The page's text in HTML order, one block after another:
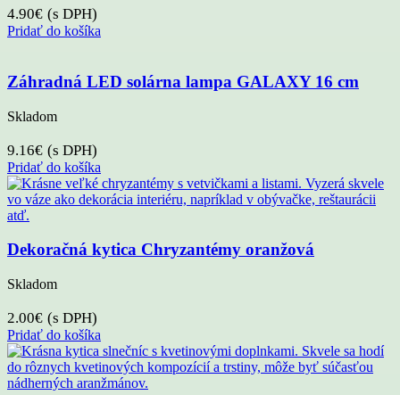
4.90€ (s DPH)
Pridať do košíka
Záhradná LED solárna lampa GALAXY 16 cm
Skladom
9.16€ (s DPH)
Pridať do košíka
Dekoračná kytica Chryzantémy oranžová
Skladom
2.00€ (s DPH)
Pridať do košíka